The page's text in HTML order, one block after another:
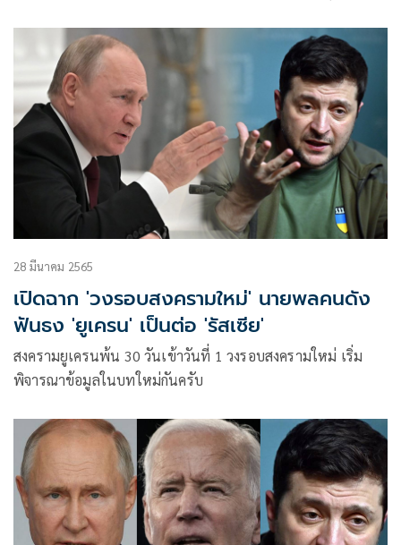
ที่ประกาศความพร้อมจะเผชิญหน้ากับสหรัฐฯ อีกรอบ
28 มีนาคม 2565
เปิดฉาก 'วงรอบสงครามใหม่' นายพลคนดัง
ฟันธง 'ยูเครน' เป็นต่อ 'รัสเซีย'
สงครามยูเครนพ้น 30 วันเข้าวันที่ 1 วงรอบสงครามใหม่ เริ่ม
พิจารณาข้อมูลในบทใหม่กันครับ